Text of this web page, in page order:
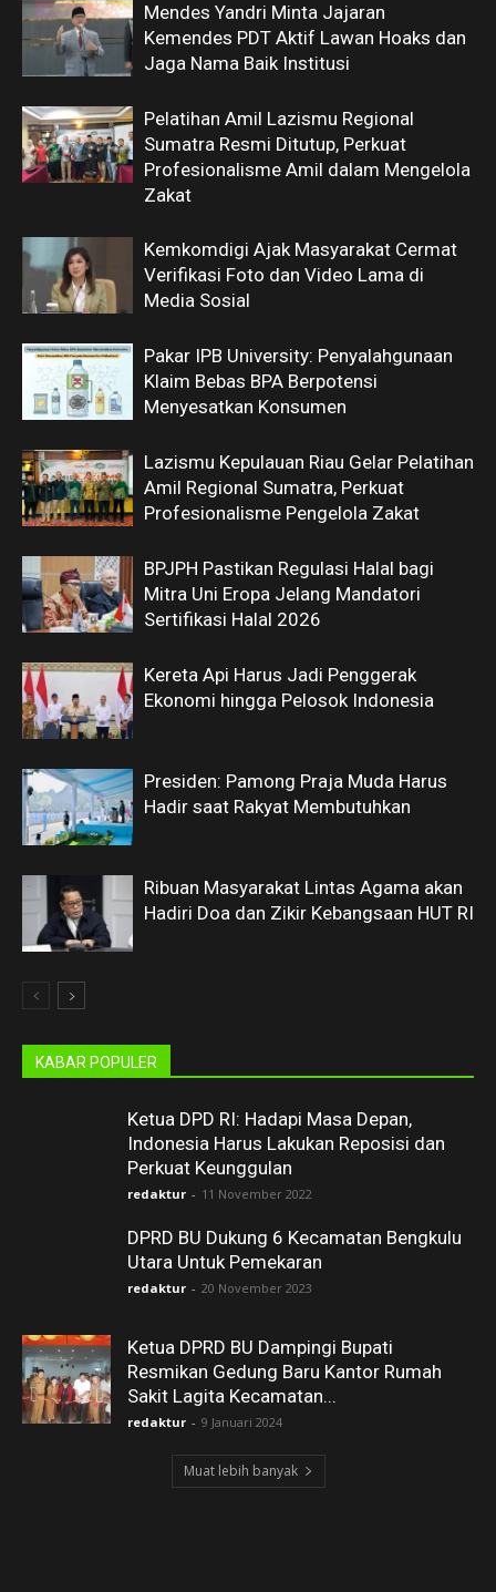
Mendes Yandri Minta Jajaran
Kemendes PDT Aktif Lawan Hoaks dan
Jaga Nama Baik Institusi
Pelatihan Amil Lazismu Regional
Sumatra Resmi Ditutup, Perkuat
Profesionalisme Amil dalam Mengelola
Zakat
Kemkomdigi Ajak Masyarakat Cermat
Verifikasi Foto dan Video Lama di
Media Sosial
Pakar IPB University: Penyalahgunaan
Klaim Bebas BPA Berpotensi
Menyesatkan Konsumen
Lazismu Kepulauan Riau Gelar Pelatihan
Amil Regional Sumatra, Perkuat
Profesionalisme Pengelola Zakat
BPJPH Pastikan Regulasi Halal bagi
Mitra Uni Eropa Jelang Mandatori
Sertifikasi Halal 2026
Kereta Api Harus Jadi Penggerak
Ekonomi hingga Pelosok Indonesia
Presiden: Pamong Praja Muda Harus
Hadir saat Rakyat Membutuhkan
Ribuan Masyarakat Lintas Agama akan
Hadiri Doa dan Zikir Kebangsaan HUT RI
KABAR POPULER
Ketua DPD RI: Hadapi Masa Depan,
Indonesia Harus Lakukan Reposisi dan
Perkuat Keunggulan
redaktur - 11 November 2022
DPRD BU Dukung 6 Kecamatan Bengkulu
Utara Untuk Pemekaran
redaktur - 20 November 2023
Ketua DPRD BU Dampingi Bupati
Resmikan Gedung Baru Kantor Rumah
Sakit Lagita Kecamatan...
redaktur - 9 Januari 2024
Muat lebih banyak